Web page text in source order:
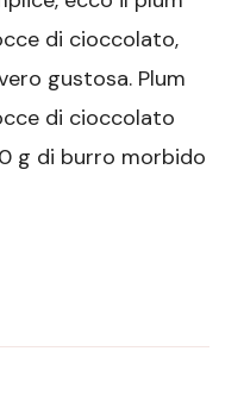
con
banana
gocce
cioccolato
di cioccolato,
gustosa. Plum
di cioccolato
g di burro morbido